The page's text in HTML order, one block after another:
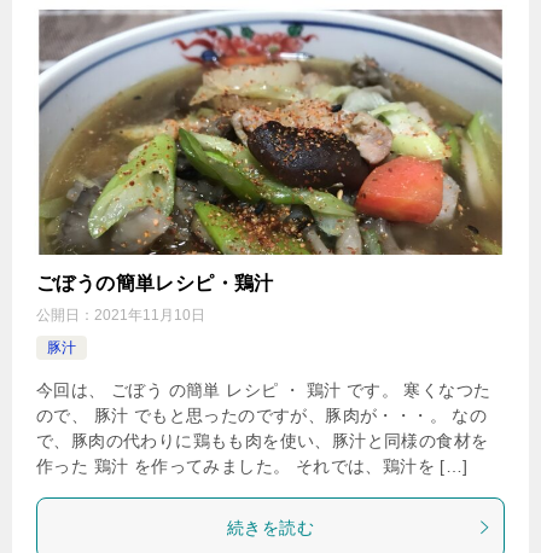
ごぼうの簡単レシピ・鶏汁
公開日： 2021年11月10日
豚汁
今回は、 ごぼう の簡単 レシピ ・ 鶏汁 です。 寒くなつた
ので、 豚汁 でもと思ったのですが、豚肉が・・・。 なの
で、豚肉の代わりに鶏もも肉を使い、豚汁と同様の食材を
作った 鶏汁 を作ってみました。 それでは、鶏汁を […]
続きを読む